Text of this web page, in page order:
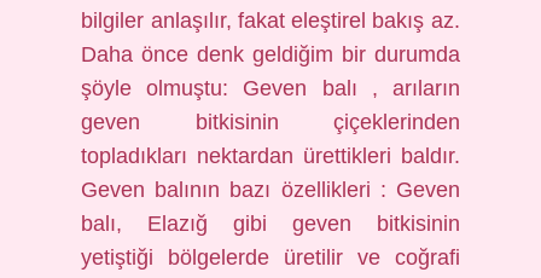
bilgiler anlaşılır, fakat eleştirel bakış az.
Daha önce denk geldiğim bir durumda
şöyle olmuştu: Geven balı , arıların
geven bitkisinin çiçeklerinden
topladıkları nektardan ürettikleri baldır.
Geven balının bazı özellikleri : Geven
balı, Elazığ gibi geven bitkisinin
yetiştiği bölgelerde üretilir ve coğrafi